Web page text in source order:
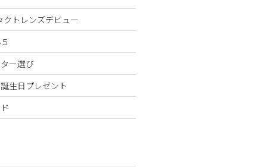
トレンズデビュー
ー選び
生日プレゼント